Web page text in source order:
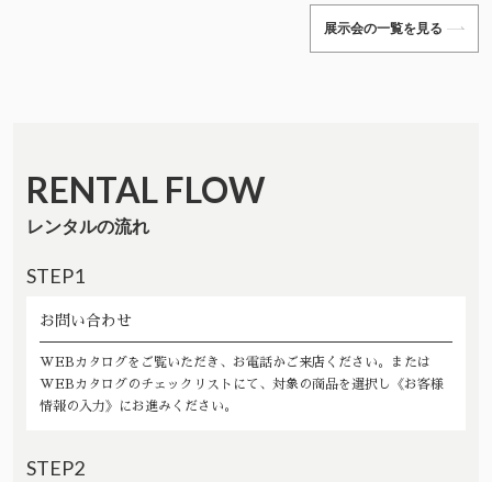
展示会の一覧を見る
RENTAL FLOW
レンタルの流れ
STEP1
お問い合わせ
WEBカタログをご覧いただき、お電話かご来店ください。または
WEBカタログのチェックリストにて、対象の商品を選択し《お客様
情報の入力》にお進みください。
STEP2